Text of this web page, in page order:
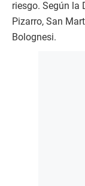
riesgo. Según la
Pizarro, San
Bolognesi.